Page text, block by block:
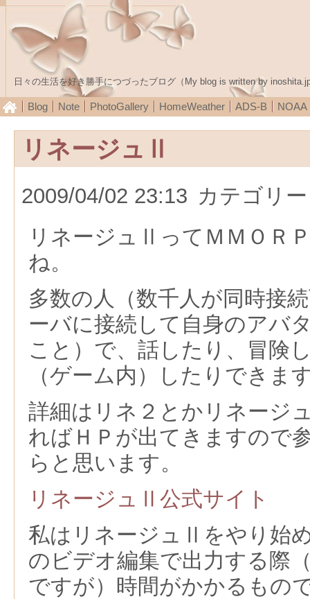
日々の生活を好き勝手につづったブログ（My blog is written by
Blog Note PhotoGallery HomeWeather ADS-B NOAA
リネージュⅡ
2009/04/02 23:13 カテゴリ
リネージュⅡってＭＭＯＲ
ね。
多数の人（数千人が同時接
ーバに接続して自身のアバ
こと）で、話したり、冒険
（ゲーム内）したりできま
詳細はリネ２とかリネージ
ればＨＰが出てきますので
らと思います。
リネージュⅡ公式サイト
私はリネージュⅡをやり始
のビデオ編集で出力する際
ですが）時間がかかるもの